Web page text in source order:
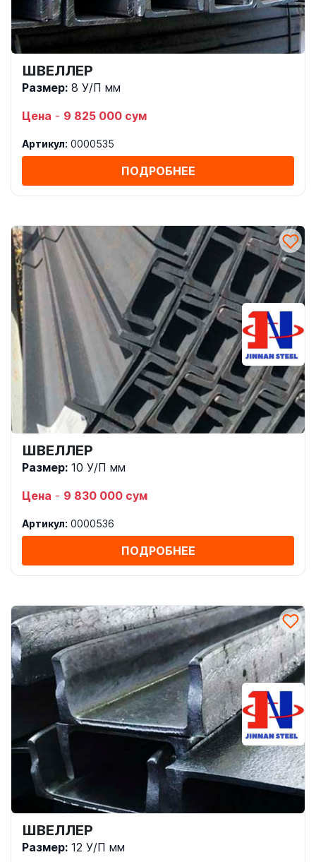
ШВЕЛЛЕР
Размер: 8 У/П мм
Цена - 9 825 000 сум
Артикул: 0000535
ПОДРОБНЕЕ
ШВЕЛЛЕР
Размер: 10 У/П мм
Цена - 9 830 000 сум
Артикул: 0000536
ПОДРОБНЕЕ
ШВЕЛЛЕР
Размер: 12 У/П мм